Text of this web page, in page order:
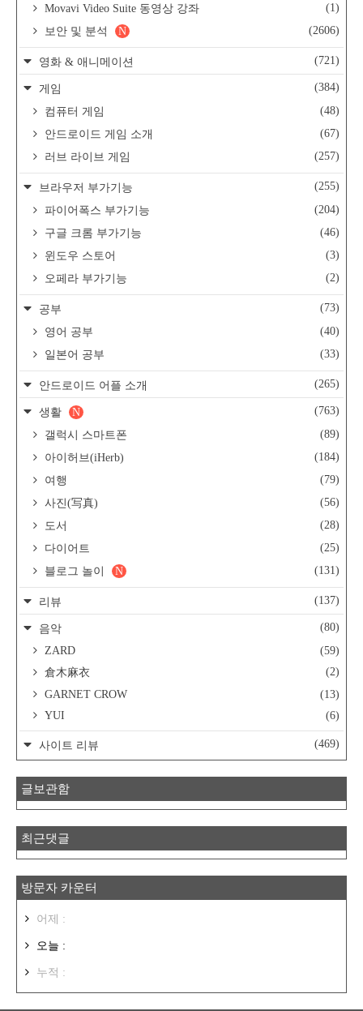
Movavi Video Suite 동영상 강좌
(1)
보안 및 분석
(2606)
N
영화 & 애니메이션 (721)
게임
(384)
컴퓨터 게임
(48)
안드로이드 게임 소개
(67)
러브 라이브 게임
(257)
브라우저 부가기능
(255)
파이어폭스 부가기능
(204)
구글 크롬 부가기능
(46)
윈도우 스토어
(3)
오페라 부가기능
(2)
공부
(73)
영어 공부
(40)
일본어 공부
(33)
안드로이드 어플 소개 (265)
생활 (763)
N
갤럭시 스마트폰
(89)
아이허브(iHerb)
(184)
여행
(79)
사진(写真)
(56)
도서
(28)
다이어트
(25)
블로그 놀이
(131)
N
리뷰 (137)
음악
(80)
ZARD
(59)
倉木麻衣
(2)
GARNET CROW
(13)
YUI
(6)
사이트 리뷰 (469)
글보관함
최근댓글
방문자 카운터
어제 :
오늘 :
누적 :